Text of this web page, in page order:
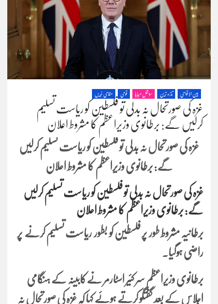
بین الاقوامی تازہ ترین سوشل میڈیا قومی مقامی خبریں
غزہ کی صورتحال نہ بدلی تو فلسطین کو ریاست تسلیم
کرلیں گے: برطانوی وزیراعظم کا مشروط اعلان
غزہ کی صورتحال نہ بدلی تو فلسطین کو ریاست تسلیم کرلیں
گے: برطانوی وزیراعظم کا مشروط اعلان
غزہ کی صورتحال نہ بدلی تو فلسطین کو ریاست تسلیم کرلیں
گے: برطانوی وزیراعظم کا مشروط اعلان
برطانیہ مشروط طور پر فلسطین کو بطور ریاست تسلیم کرنے پر
راضی ہوگیا۔
برطانوی وزیراعظم سر کئیر اسٹارمر نےکابینہ کے ہنگامی
اجلاس کے بعد گفتگو کرتے ہوئے کہا کہ غزہ کی صورتحال نہ